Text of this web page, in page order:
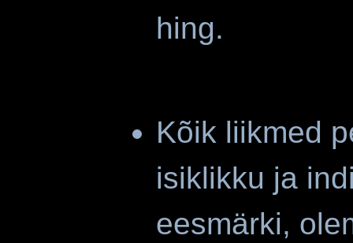
hing.
Kõik liikmed
isiklikku ja
eesmärki,